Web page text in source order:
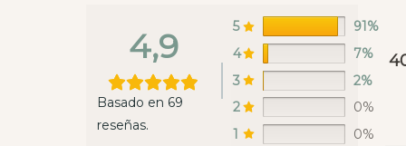
ya
hacer
lunes
un
4,9
Basado en 69
reseñas.
5
91%
4
7%
3
2%
2
0%
1
0%